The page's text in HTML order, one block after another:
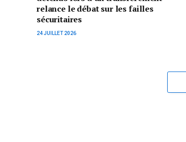
relance le débat sur les failles
sécuritaires
24 JUILLET 2026